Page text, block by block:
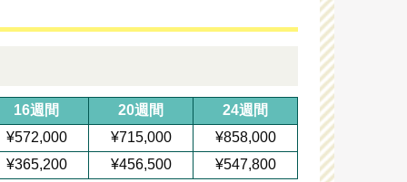
16週間 20週間
24週間
¥572,000
¥715,000
¥858,000
¥365,200
¥456,500 ¥547,800